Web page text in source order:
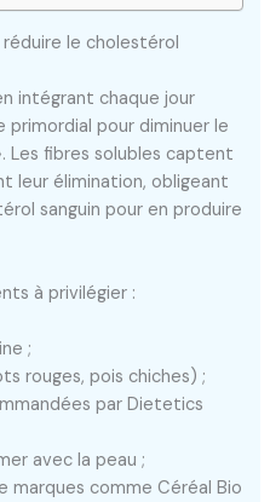
le cholestérol
intégrant chaque jour
primordial pour diminuer le
Les fibres solubles captent
leur élimination, obligeant
sanguin pour en produire
à privilégier :
;
rouges, pois chiches) ;
par Dietetics
avec la peau ;
marques comme Céréal Bio